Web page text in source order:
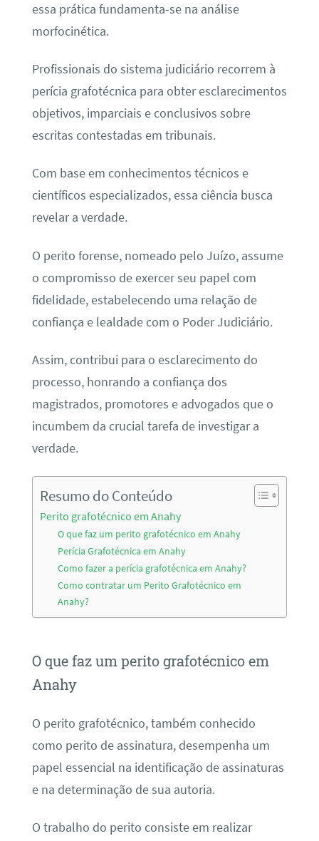
essa prática fundamenta-se na análise
morfocinética.
Profissionais do sistema judiciário recorrem à
perícia grafotécnica para obter esclarecimentos
objetivos, imparciais e conclusivos sobre
escritas contestadas em tribunais.
Com base em conhecimentos técnicos e
científicos especializados, essa ciência busca
revelar a verdade.
O perito forense, nomeado pelo Juízo, assume
o compromisso de exercer seu papel com
fidelidade, estabelecendo uma relação de
confiança e lealdade com o Poder Judiciário.
Assim, contribui para o esclarecimento do
processo, honrando a confiança dos
magistrados, promotores e advogados que o
incumbem da crucial tarefa de investigar a
verdade.
Resumo do Conteúdo
Perito grafotécnico em Anahy
O que faz um perito grafotécnico em Anahy
Perícia Grafotécnica em Anahy
Como fazer a perícia grafotécnica em Anahy?
Como contratar um Perito Grafotécnico em
Anahy?
O que faz um perito grafotécnico em
Anahy
O perito grafotécnico, também conhecido
como perito de assinatura, desempenha um
papel essencial na identificação de assinaturas
e na determinação de sua autoria.
O trabalho do perito consiste em realizar